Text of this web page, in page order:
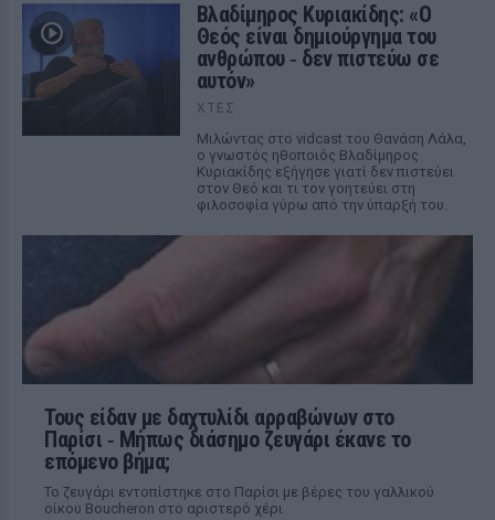
Βλαδίμηρος Κυριακίδης: «Ο
Θεός είναι δημιούργημα του
ανθρώπου ‑ δεν πιστεύω σε
αυτόν»
ΧΤΕΣ
Μιλώντας στο vidcast του Θανάση Λάλα,
ο γνωστός ηθοποιός Βλαδίμηρος
Κυριακίδης εξήγησε γιατί δεν πιστεύει
στον Θεό και τι τον γοητεύει στη
φιλοσοφία γύρω από την ύπαρξή του.
Τους είδαν με δαχτυλίδι αρραβώνων στο
Παρίσι ‑ Μήπως διάσημο ζευγάρι έκανε το
επόμενο βήμα;
Το ζευγάρι εντοπίστηκε στο Παρίσι με βέρες του γαλλικού
οίκου Boucheron στο αριστερό χέρι